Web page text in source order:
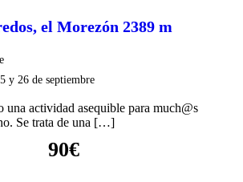
el Morezón 2389 m
y 26 de septiembre
una actividad asequible para much@s
Se trata de una […]
90€